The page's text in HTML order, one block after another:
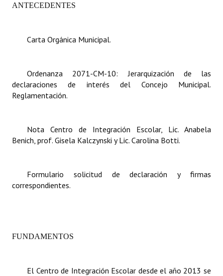
Organigrama
Proyectos Presentados
Dictámenes Asesoría Letrada
Informes de Unidad Coordinadora
Actas de Audiencias Públicas
ANTECEDENTES
Carta Orgánica Municipal.
Ordenanza 2071-CM-10: Jerarquización de las
declaraciones de interés del Concejo Municipal.
Reglamentación.
Nota Centro de Integración Escolar, Lic. Anabela
Benich, prof. Gisela Kalczynski y Lic. Carolina Botti.
Formulario solicitud de declaración y firmas
correspondientes.
FUNDAMENTOS
El Centro de Integración Escolar desde el año 2013 se